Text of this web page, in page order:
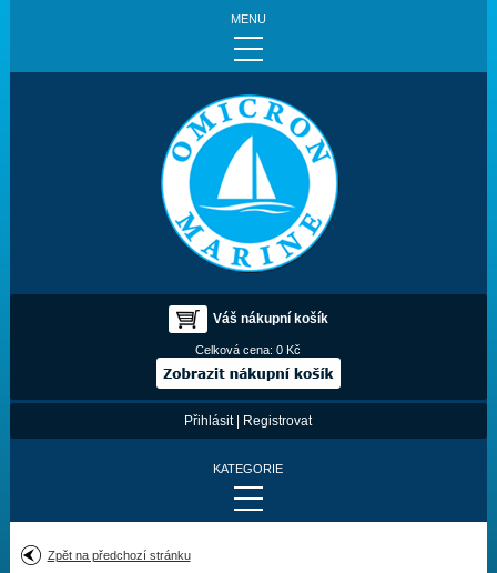
MENU
Váš nákupní košík
Celková cena:0 Kč
Přihlásit| Registrovat
KATEGORIE
Zpět na předchozí stránku